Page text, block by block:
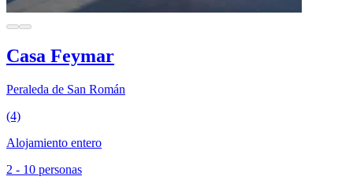
Casa Feymar
Peraleda de San Román
(4)
Alojamiento entero
2 - 10 personas